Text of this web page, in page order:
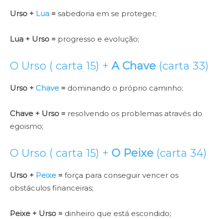
Urso + Lua = sabedoria em se proteger;
Lua + Urso = progresso e evolução;
O Urso ( carta 15) + A Chave (carta 33)
Urso + Chave = dominando o próprio caminho;
Chave + Urso = resolvendo os problemas através do
egoismo;
O Urso ( carta 15) + O Peixe (carta 34)
Urso + Peixe = força para conseguir vencer os
obstáculos financeiras;
Peixe + Urso = dinheiro que está escondido;